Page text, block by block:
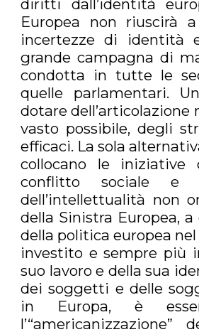
diritti dall’identità
Europea non riuscirà
incertezze di identità
grande campagna di
condotta in tutte le
quelle parlamentari.
dotare dell’articolazione
vasto possibile, degli
efficaci. La sola
collocano le iniziative
conflitto sociale e
dell’intellettualità non
della Sinistra Europea,
della politica europea
investito e sempre più
suo lavoro e della sua
dei soggetti e delle
in Europa, è